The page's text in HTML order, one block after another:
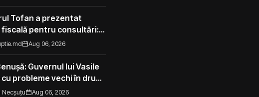
Tofan a prezentat
pentru consultări:
pare corect ca avocado
la fel ca un măr din
Aug 06, 2026
Guvernul lui Vasile
cu probleme vechi în drum
Aug 06, 2026